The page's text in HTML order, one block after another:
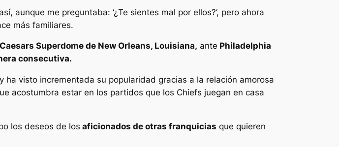
aunque me preguntaba: ‘¿Te sientes mal por ellos?’, pero ahora
más familiares.
Caesars Superdome de New Orleans, Louisiana, ante Philadelphia
consecutiva.
y ha visto incrementada su popularidad gracias a la relación amorosa
acostumbra estar en los partidos que los Chiefs juegan en casa
los deseos de los aficionados de otras franquicias que quieren